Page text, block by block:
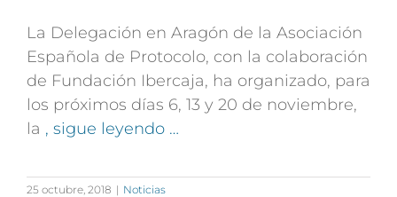
La Delegación en Aragón de la Asociación
Española de Protocolo, con la colaboración
de Fundación Ibercaja, ha organizado, para
los próximos días 6, 13 y 20 de noviembre,
la , sigue leyendo …
25 octubre, 2018 | Noticias